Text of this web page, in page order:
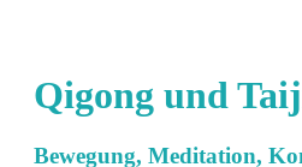
Qigong und
Bewegung, Meditation,